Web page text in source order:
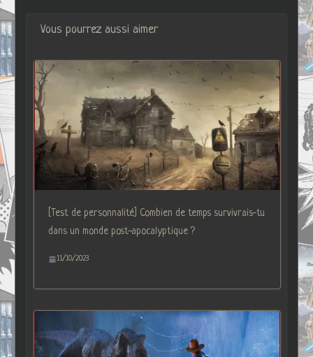
Vous pourrez aussi aimer
[Test de personnalité] Combien de temps survivrais-tu
dans un monde post-apocalyptique ?
11/10/2023